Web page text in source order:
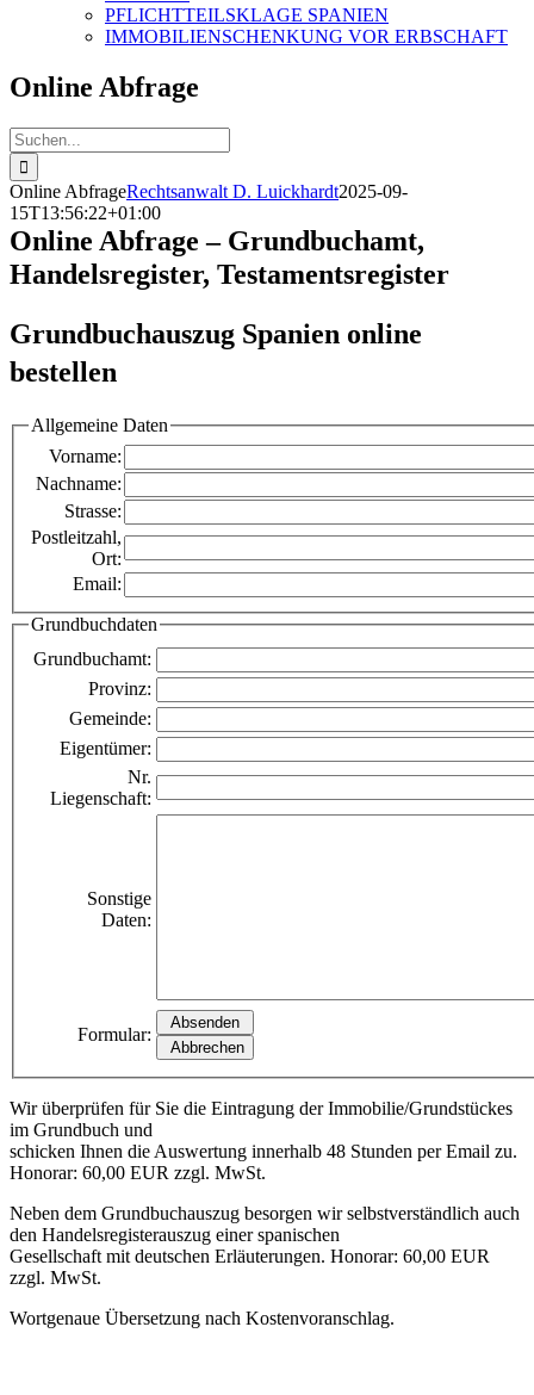
PFLICHTTEILSKLAGE SPANIEN
IMMOBILIENSCHENKUNG VOR ERBSCHAFT
Online Abfrage
Suche
nach:
Online AbfrageRechtsanwalt D. Luickhardt2025-09-
15T13:56:22+01:00
Online Abfrage – Grundbuchamt,
Handelsregister, Testamentsregister
Grundbuchauszug Spanien online
bestellen
Allgemeine Daten
Vorname:
Nachname:
Strasse:
Postleitzahl,
Ort:
Email:
Grundbuchdaten
Grundbuchamt:
Provinz:
Gemeinde:
Eigentümer:
Nr.
Liegenschaft:
Sonstige
Daten:
Formular:
Wir überprüfen für Sie die Eintragung der Immobilie/Grundstückes
im Grundbuch und
schicken Ihnen die Auswertung innerhalb 48 Stunden per Email zu.
Honorar: 60,00 EUR zzgl. MwSt.
Neben dem Grundbuchauszug besorgen wir selbstverständlich auch
den Handelsregisterauszug einer spanischen
Gesellschaft mit deutschen Erläuterungen. Honorar: 60,00 EUR
zzgl. MwSt.
Wortgenaue Übersetzung nach Kostenvoranschlag.